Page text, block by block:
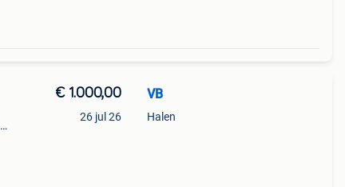
€ 1.000,00
26 jul 26
VB
Halen